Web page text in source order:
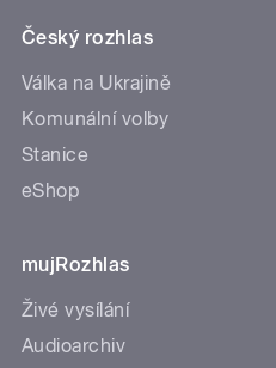
Český rozhlas
Válka na Ukrajině
Komunální volby
Stanice
eShop
mujRozhlas
Živé vysílání
Audioarchiv